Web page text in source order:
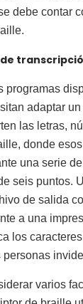
debe contar
programas
adaptar
las letras,
donde
una serie
seis puntos.
de salida
a una
los
varios